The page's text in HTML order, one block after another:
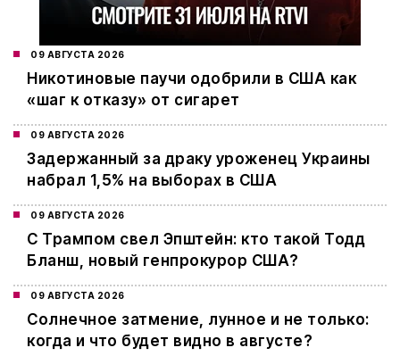
09 АВГУСТА 2026
Никотиновые паучи одобрили в США как
«шаг к отказу» от сигарет
09 АВГУСТА 2026
Задержанный за драку уроженец Украины
набрал 1,5% на выборах в США
09 АВГУСТА 2026
С Трампом свел Эпштейн: кто такой Тодд
Бланш, новый генпрокурор США?
09 АВГУСТА 2026
Cолнечное затмение, лунное и не только:
когда и что будет видно в августе?